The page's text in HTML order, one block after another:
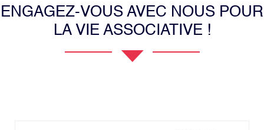
ENGAGEZ-VOUS AVEC NOUS POUR
LA VIE ASSOCIATIVE !